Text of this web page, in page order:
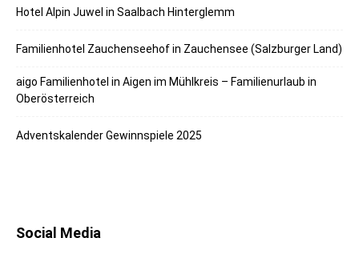
Hotel Alpin Juwel in Saalbach Hinterglemm
Familienhotel Zauchenseehof in Zauchensee (Salzburger Land)
aigo Familienhotel in Aigen im Mühlkreis – Familienurlaub in
Oberösterreich
Adventskalender Gewinnspiele 2025
Social Media